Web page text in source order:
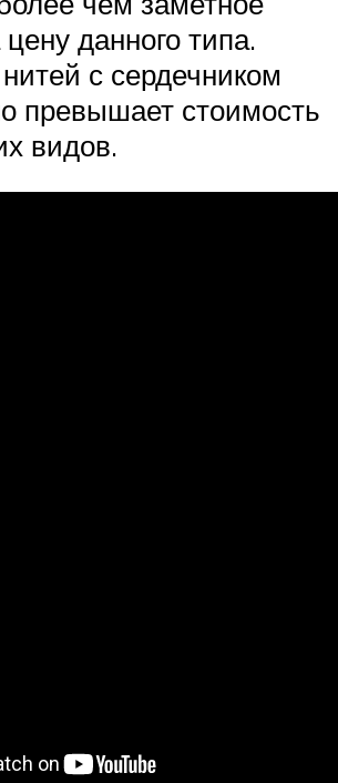
данного типа.
с сердечником
превышает стоимость
видов.